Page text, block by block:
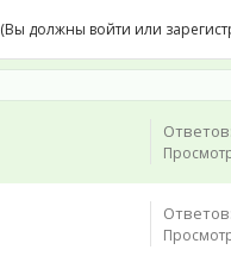
(Вы должны войти или
Ответов:
Ответов: